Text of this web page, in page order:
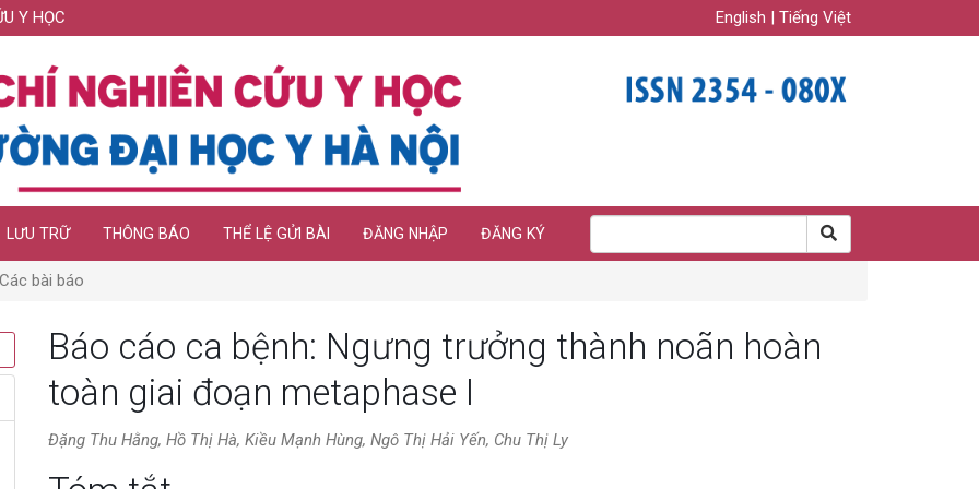
Y HỌC English | Tiếng Việt
LƯU TRỮ THÔNG BÁO THỂ LỆ GỬI BÀI ĐĂNG NHẬP ĐĂNG KÝ
Các bài báo
Báo cáo ca bệnh: Ngưng trưởng thành noãn hoàn
toàn giai đoạn metaphase I
Đặng Thu Hằng, Hồ Thị Hà, Kiều Mạnh Hùng, Ngô Thị Hải Yến, Chu Thị Ly